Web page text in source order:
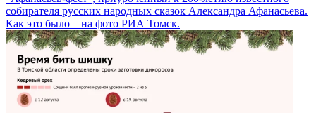
собирателя русских народных сказок Александра Афанасьева.
Как это было – на фото РИА Томск.